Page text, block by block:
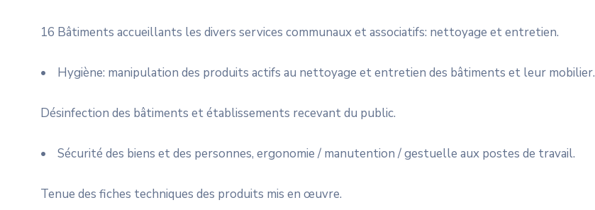
16 Bâtiments accueillants les divers services communaux et associatifs: nettoyage et entretien.
• Hygiène: manipulation des produits actifs au nettoyage et entretien des bâtiments et leur mobilier.
Désinfection des bâtiments et établissements recevant du public.
• Sécurité des biens et des personnes, ergonomie / manutention / gestuelle aux postes de travail.
Tenue des fiches techniques des produits mis en œuvre.